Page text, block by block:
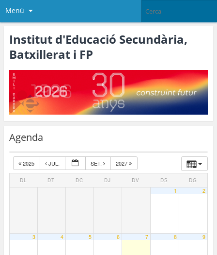
Menú
Institut d'Educació Secundària,
Batxillerat i FP
Agenda
2025 JUL. SET. 2027
DL DT DC DJ DV DS DG
1 2
3 4 5 6 7 8 9